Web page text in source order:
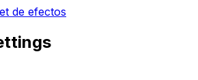
de efectos